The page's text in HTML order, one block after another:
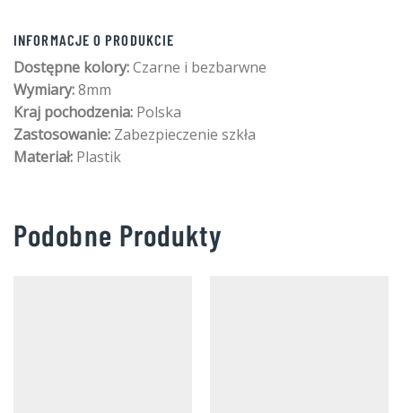
INFORMACJE O PRODUKCIE
Dostępne kolory:Czarne i bezbarwne
Wymiary:8mm
Kraj pochodzenia: Polska
Zastosowanie: Zabezpieczenie szkła
Materiał: Plastik
Podobne Produkty